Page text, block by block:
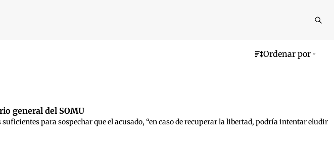
Ordenar por
general del SOMU
para sospechar que el acusado, “en caso de recuperar la libertad, podría intentar eludir